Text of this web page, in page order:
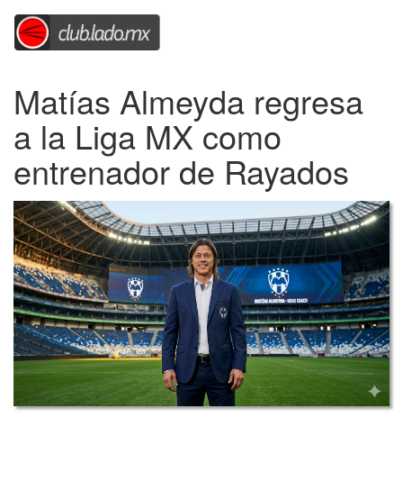
Matías Almeyda regresa
a la Liga MX como
entrenador de Rayados